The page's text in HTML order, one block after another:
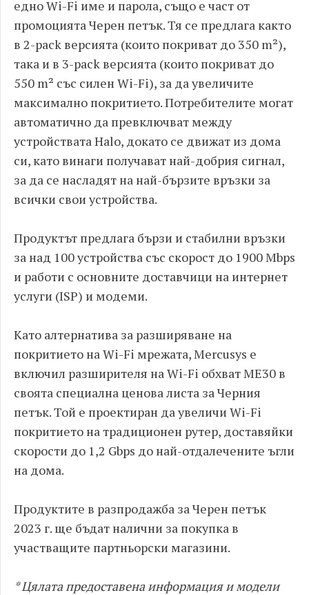
едно Wi-Fi име и парола, също е част от
промоцията Черен петък. Тя се предлага както
в 2-pack версията (които покриват до 350 m²),
така и в 3-pack версията (които покриват до
550 m² със силен Wi-Fi), за да увеличите
максимално покритието. Потребителите могат
автоматично да превключват между
устройствата Halo, докато се движат из дома
си, като винаги получават най-добрия сигнал,
за да се насладят на най-бързите връзки за
всички свои устройства.
Продуктът предлага бързи и стабилни връзки
за над 100 устройства със скорост до 1900 Mbps
и работи с основните доставчици на интернет
услуги (ISP) и модеми.
Като алтернатива за разширяване на
покритието на Wi-Fi мрежата, Mercusys е
включил разширителя на Wi-Fi обхват ME30 в
своята специална ценова листа за Черния
петък. Той е проектиран да увеличи Wi-Fi
покритието на традиционен рутер, доставяйки
скорости до 1,2 Gbps до най-отдалечените ъгли
на дома.
Продуктите в разпродажба за Черен петък
2023 г. ще бъдат налични за покупка в
участващите партньорски магазини.
* Цялата предоставена информация и модели